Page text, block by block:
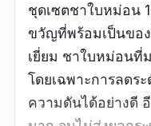
ชุดเซตชาใบหม่อน
ขวัญที่พร้อมเป็นขอ
เยี่ยม ชาใบหม่อน
โดยเฉพาะการลดร
ความดันได้อย่างดี